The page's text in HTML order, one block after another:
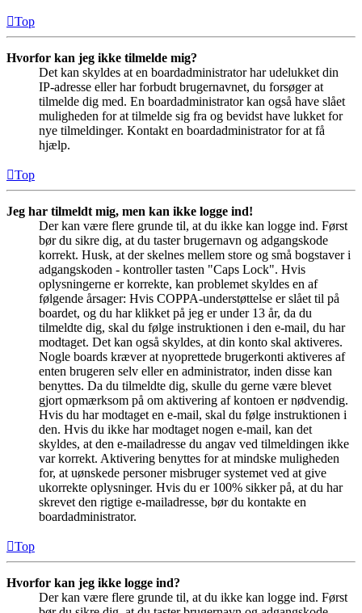
Top
Hvorfor kan jeg ikke tilmelde mig?
Det kan skyldes at en boardadministrator har udelukket din
IP-adresse eller har forbudt brugernavnet, du forsøger at
tilmelde dig med. En boardadministrator kan også have slået
muligheden for at tilmelde sig fra og bevidst have lukket for
nye tilmeldinger. Kontakt en boardadministrator for at få
hjælp.
Top
Jeg har tilmeldt mig, men kan ikke logge ind!
Der kan være flere grunde til, at du ikke kan logge ind. Først
bør du sikre dig, at du taster brugernavn og adgangskode
korrekt. Husk, at der skelnes mellem store og små bogstaver i
adgangskoden - kontroller tasten "Caps Lock". Hvis
oplysningerne er korrekte, kan problemet skyldes en af
følgende årsager: Hvis COPPA-understøttelse er slået til på
boardet, og du har klikket på jeg er under 13 år, da du
tilmeldte dig, skal du følge instruktionen i den e-mail, du har
modtaget. Det kan også skyldes, at din konto skal aktiveres.
Nogle boards kræver at nyoprettede brugerkonti aktiveres af
enten brugeren selv eller en administrator, inden disse kan
benyttes. Da du tilmeldte dig, skulle du gerne være blevet
gjort opmærksom på om aktivering af kontoen er nødvendig.
Hvis du har modtaget en e-mail, skal du følge instruktionen i
den. Hvis du ikke har modtaget nogen e-mail, kan det
skyldes, at den e-mailadresse du angav ved tilmeldingen ikke
var korrekt. Aktivering benyttes for at mindske muligheden
for, at uønskede personer misbruger systemet ved at give
ukorrekte oplysninger. Hvis du er 100% sikker på, at du har
skrevet den rigtige e-mailadresse, bør du kontakte en
boardadministrator.
Top
Hvorfor kan jeg ikke logge ind?
Der kan være flere grunde til, at du ikke kan logge ind. Først